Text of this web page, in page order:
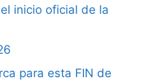
inicio oficial de la
para esta FIN de